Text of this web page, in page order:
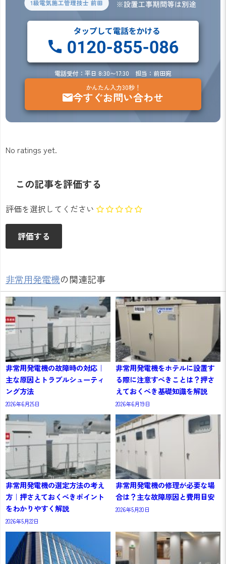
電話受付：平日 8:30〜17:30 担当：前田宛
かんたん入力30秒！
今すぐお問い合わせ
No ratings yet.
この記事を評価する
評価を選択してください
非常用発電機の関連記事
非常用発電機の故障時の対応｜
主な原因とトラブルシューティ
ング方法
2026年6月25日
非常用発電機をホテルに設置す
る際に注意すべきことは？押さ
えておくべき基礎知識を解説
2026年6月19日
非常用発電機の選定方法の考え
方｜押さえておくべきポイント
をわかりやすく解説
2026年5月22日
非常用発電機の修理が必要な場
合は？主な故障原因と費用目安
2026年5月20日